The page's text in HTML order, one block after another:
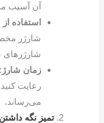
آن آسیب
استفاده
شارژر
شارژرهای
زمان شارژ:
رعایت
می‌رساند.
تمیز نگه